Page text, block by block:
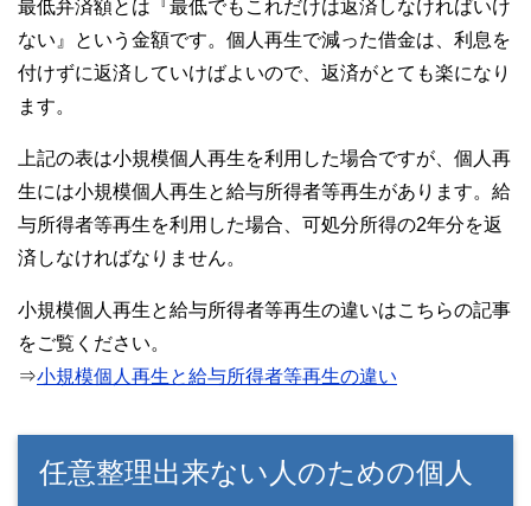
最低弁済額とは『最低でもこれだけは返済しなければいけ
ない』という金額です。個人再生で減った借金は、利息を
付けずに返済していけばよいので、返済がとても楽になり
ます。
上記の表は小規模個人再生を利用した場合ですが、個人再
生には小規模個人再生と給与所得者等再生があります。給
与所得者等再生を利用した場合、可処分所得の2年分を返
済しなければなりません。
小規模個人再生と給与所得者等再生の違いはこちらの記事
をご覧ください。
⇒小規模個人再生と給与所得者等再生の違い
任意整理出来ない人のための個人